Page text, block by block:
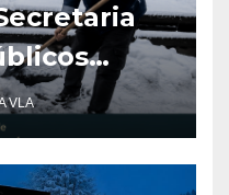
Villa la
8/26
VLA